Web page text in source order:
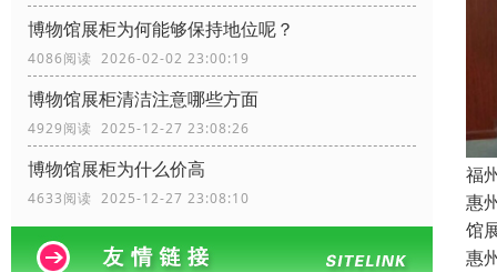
博物馆展柜为何能够保持地位呢？
4086阅读 2026-02-02 23:00:19
博物馆展柜清洁注意哪些方面
4929阅读 2025-12-27 23:08:26
博物馆展柜为什么价高
4633阅读 2025-12-27 23:08:10
福
惠
馆
惠